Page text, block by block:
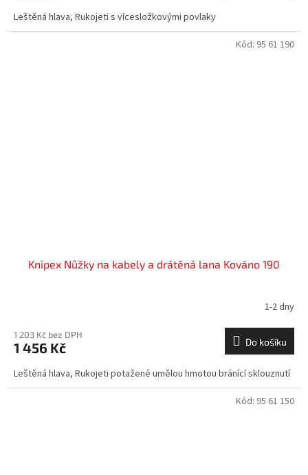
Leštěná hlava, Rukojeti s vícesložkovými povlaky
Knipex Nůžky na kabely a drátěná lana Kováno 190
1-2 dny
1 203 Kč bez DPH
1 456 Kč Do košíku
Leštěná hlava, Rukojeti potažené umělou hmotou bránící sklouznutí
Kód: 95 61 190
Kód: 95 61 150